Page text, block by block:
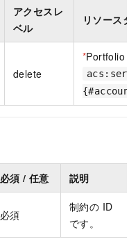
アクセスレ
ベル
リソースタ
delete
*Portfolio
必須 / 任意 説明
必須
制約の ID
です。